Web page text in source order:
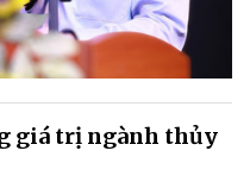
giá trị ngành thủy